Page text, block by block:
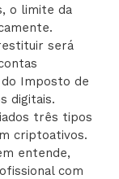
o limite da
será
Imposto de
digitais.
três tipos
criptoativos.
entende,
com